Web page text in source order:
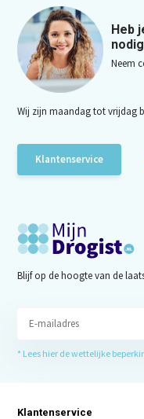
Heb
Neem
Wij zijn maandag tot vrijdag
Klantenservice
Blijf op de hoogte van de
* Lees hier de wettelijke
Klantenservice